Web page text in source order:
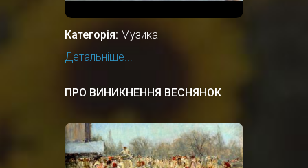
Категорія: Музика
Детальніше...
ПРО ВИНИКНЕННЯ ВЕСНЯНОК